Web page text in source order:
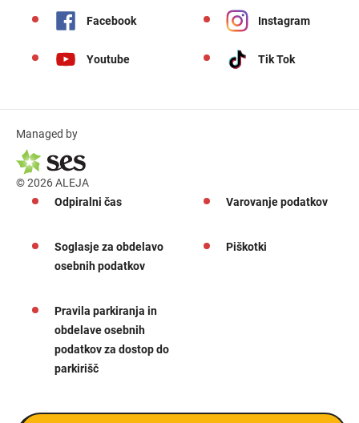
Facebook Instagram
Youtube Tik Tok
Managed by
© 2026 ALEJA
Odpiralni čas
Varovanje podatkov
Soglasje za obdelavo
osebnih podatkov
Piškotki
Pravila parkiranja in
obdelave osebnih
podatkov za dostop do
parkirišč